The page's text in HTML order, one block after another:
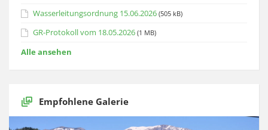
Wasserleitungsordnung 15.06.2026 (505 kB)
GR-Protokoll vom 18.05.2026 (1 MB)
Alle ansehen
Empfohlene Galerie